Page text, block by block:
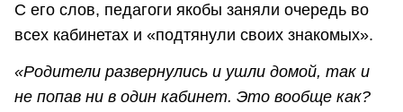
С его слов, педагоги якобы заняли очередь во
всех кабинетах и «подтянули своих знакомых».
«Родители развернулись и ушли домой, так и
не попав ни в один кабинет. Это вообще как?